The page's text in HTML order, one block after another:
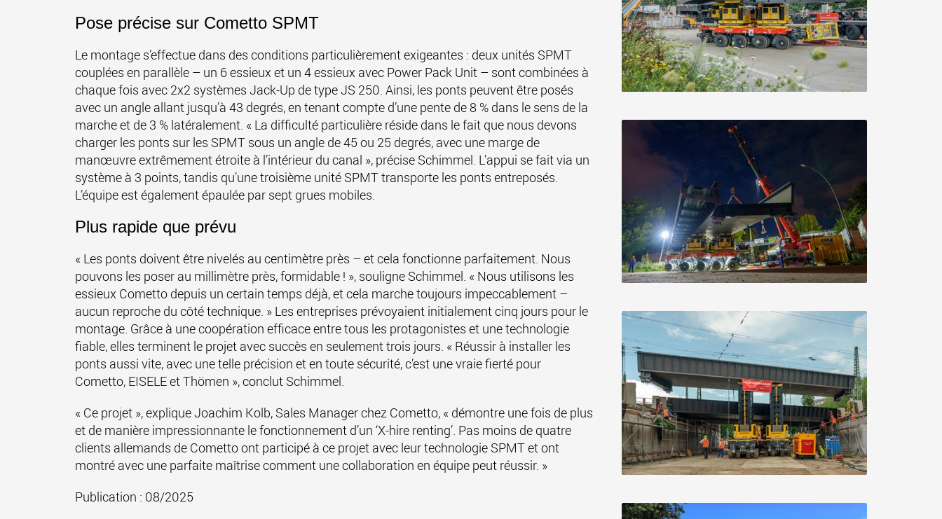
Pose précise sur Cometto SPMT
Le montage s’effectue dans des conditions particulièrement exigeantes : deux unités SPMT
couplées en parallèle – un 6 essieux et un 4 essieux avec Power Pack Unit – sont combinées à
chaque fois avec 2x2 systèmes Jack-Up de type JS 250. Ainsi, les ponts peuvent être posés
avec un angle allant jusqu’à 43 degrés, en tenant compte d’une pente de 8 % dans le sens de la
marche et de 3 % latéralement. « La difficulté particulière réside dans le fait que nous devons
charger les ponts sur les SPMT sous un angle de 45 ou 25 degrés, avec une marge de
manœuvre extrêmement étroite à l’intérieur du canal », précise Schimmel. L’appui se fait via un
système à 3 points, tandis qu’une troisième unité SPMT transporte les ponts entreposés.
L’équipe est également épaulée par sept grues mobiles.
Plus rapide que prévu
« Les ponts doivent être nivelés au centimètre près – et cela fonctionne parfaitement. Nous
pouvons les poser au millimètre près, formidable ! », souligne Schimmel. « Nous utilisons les
essieux Cometto depuis un certain temps déjà, et cela marche toujours impeccablement –
aucun reproche du côté technique. » Les entreprises prévoyaient initialement cinq jours pour le
montage. Grâce à une coopération efficace entre tous les protagonistes et une technologie
fiable, elles terminent le projet avec succès en seulement trois jours. « Réussir à installer les
ponts aussi vite, avec une telle précision et en toute sécurité, c’est une vraie fierté pour
Cometto, EISELE et Thömen », conclut Schimmel.
« Ce projet », explique Joachim Kolb, Sales Manager chez Cometto, « démontre une fois de plus
et de manière impressionnante le fonctionnement d’un ‘X-hire renting’. Pas moins de quatre
clients allemands de Cometto ont participé à ce projet avec leur technologie SPMT et ont
montré avec une parfaite maîtrise comment une collaboration en équipe peut réussir. »
Publication : 08/2025